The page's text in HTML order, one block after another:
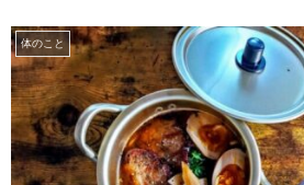
体のこと